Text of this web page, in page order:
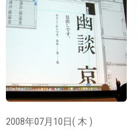
2008年07月10日( 木 )